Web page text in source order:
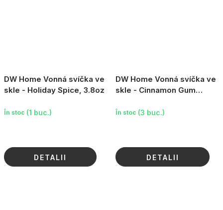
DW Home Vonná svíčka ve
skle - Holiday Spice, 3.8oz
În stoc (1 buc.)
DETALII
DW Home Vonná svíčka ve
skle - Cinnamon Gum
În stoc (3 buc.)
DETALII